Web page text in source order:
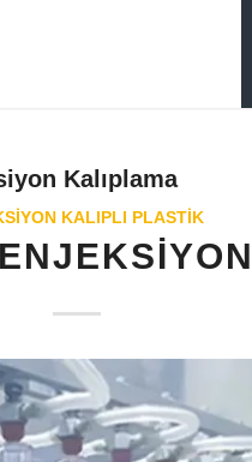
Kalıplama
KALIPLI PLASTIK